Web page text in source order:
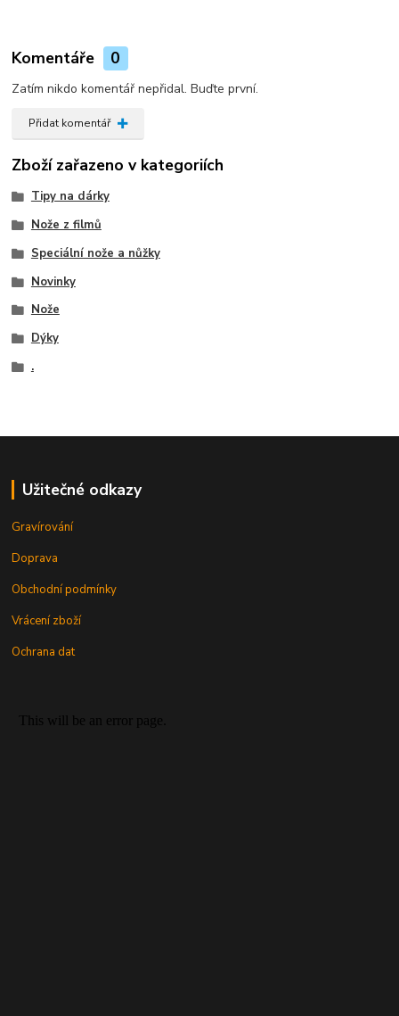
Komentáře 0
Zatím nikdo komentář nepřidal. Buďte první.
Přidat komentář
Zboží zařazeno v kategoriích
Tipy na dárky
Nože z filmů
Speciální nože a nůžky
Novinky
Nože
Dýky
.
Užitečné odkazy
Gravírování
Doprava
Obchodní podmínky
Vrácení zboží
Ochrana dat